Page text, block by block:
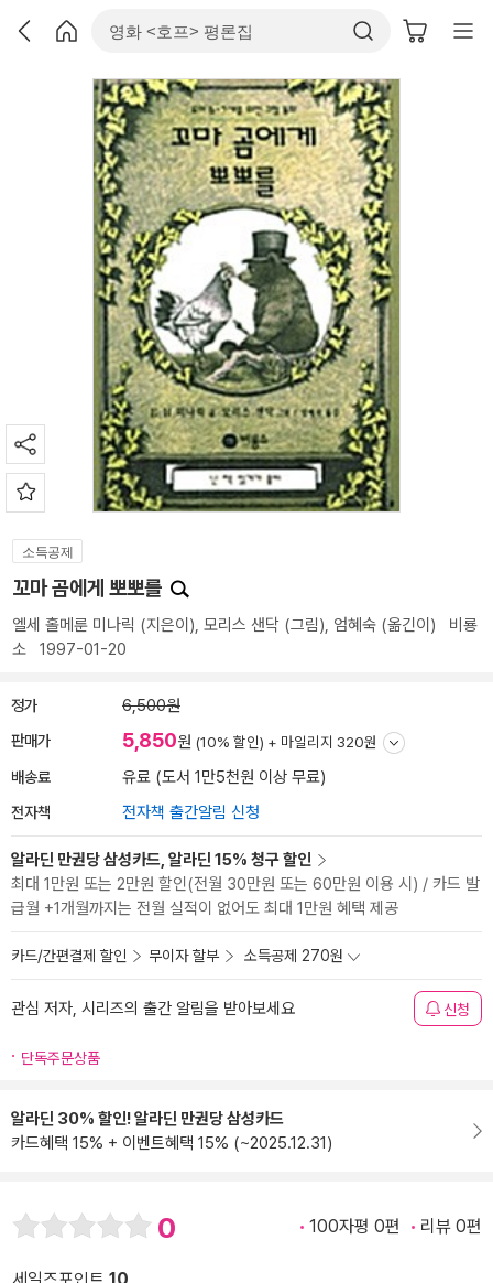
소득공제
꼬마 곰에게 뽀뽀를
엘세 홀메룬 미나릭 (지은이), 모리스 샌닥 (그림), 엄혜숙 (옮긴이) 비룡
소 1997-01-20
정가 6,500원
판매가 5,850원 (10% 할인) + 마일리지 320원
배송료 유료 (도서 1만5천원 이상 무료)
전자책 전자책 출간알림 신청
알라딘 만권당 삼성카드, 알라딘 15% 청구 할인
최대 1만원 또는 2만원 할인(전월 30만원 또는 60만원 이용 시) / 카드 발
급월 +1개월까지는 전월 실적이 없어도 최대 1만원 혜택 제공
카드/간편결제 할인 무이자 할부 소득공제 270원
관심 저자, 시리즈의 출간 알림을 받아보세요 신청
단독주문상품
알라딘 30% 할인! 알라딘 만권당 삼성카드
카드혜택 15% + 이벤트혜택 15% (~2025.12.31)
0 100자평 0편 리뷰 0편